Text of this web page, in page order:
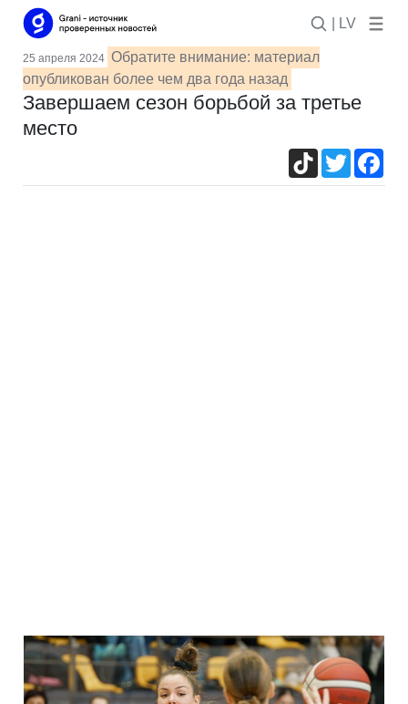
| LV
25 апреля 2024 Обратите внимание: материал
опубликован более чем два года назад
Завершаем сезон борьбой за третье
место
TikTokTwitter